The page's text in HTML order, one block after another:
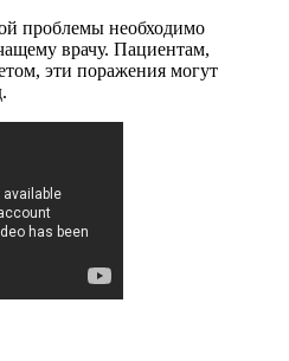
проблемы необходимо
врачу. Пациентам,
эти поражения могут